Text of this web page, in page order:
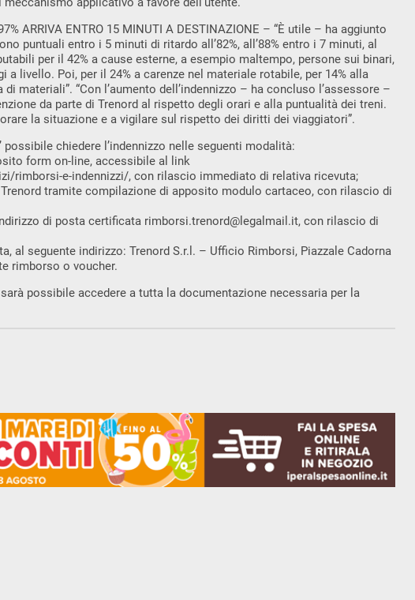
ARRIVA ENTRO 15 MINUTI A DESTINAZIONE – “È utile – ha aggiunto
puntuali entro i 5 minuti di ritardo all’82%, all’88% entro i 7 minuti, al
per il 42% a cause esterne, a esempio maltempo, persone sui binari,
a livello. Poi, per il 24% a carenze nel materiale rotabile, per 14% alla
materiali”. “Con l’aumento dell’indennizzo – ha concluso l’assessore –
da parte di Trenord al rispetto degli orari e alla puntualità dei treni.
la situazione e a vigilare sul rispetto dei diritti dei viaggiatori”.
possibile chiedere l’indennizzo nelle seguenti modalità:
form on-line, accessibile al link
rimborsi-e-indennizzi/, con rilascio immediato di relativa ricevuta;
tramite compilazione di apposito modulo cartaceo, con rilascio di
di posta certificata rimborsi.trenord@legalmail.it, con rilascio di
al seguente indirizzo: Trenord S.r.l. – Ufficio Rimborsi, Piazzale Cadorna
rimborso o voucher.
possibile accedere a tutta la documentazione necessaria per la